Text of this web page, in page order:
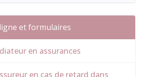
et formulaires
en assurances
en cas de retard dans